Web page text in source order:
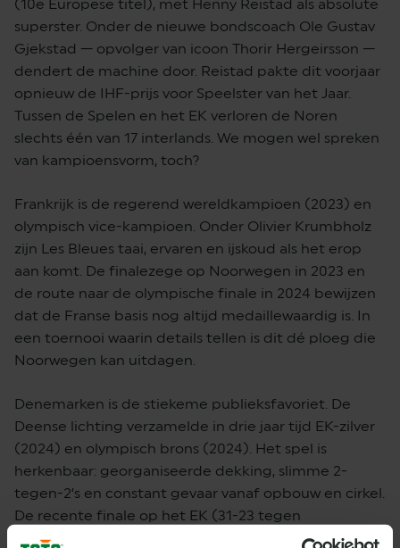
(10e Europese titel), met Henny Reistad als absolute
superster. Onder de nieuwe bondscoach Ole Gustav
Gjekstad — opvolger van icoon Thorir Hergeirsson —
dendert de machine door. Reistad pakte dit voorjaar
opnieuw de IHF-prijs voor Speelster van het Jaar.
Tussen de Spelen en het EK verloren de Noren
slechts één van 17 interlands. We mogen wel spreken
van kampioensvorm, toch?
Frankrijk is de regerend wereldkampioen (2023) en
olympisch vice-kampioen. Onder Olivier Krumbholz
zijn Les Bleues taai, ervaren en ijskoud als het erop
aan komt. De finalezege op Noorwegen in 2023 en
de route naar de olympische finale in 2024 bewijzen
dat de Franse basis nog altijd medaillewaardig is. In
een toernooi waarin details tellen is dit dé ploeg die
Noorwegen kan uitdagen.
Denemarken is de stiekeme publieksfavoriet. De
Deense lichting verzamelde in drie jaar tijd EK-zilver
(2024) en olympisch brons (2024). Het spel is
herkenbaar: georganiseerde dekking, slimme 2-
tegen-2’s en constant gevaar vanaf opbouw en cirkel.
De recente finale op het EK (31-23 tegen
Noorwegen) reikte niet tot goud, maar bevestigde